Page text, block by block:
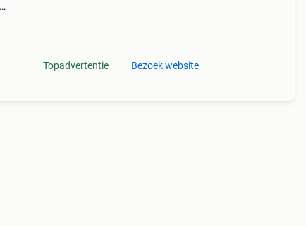
Topadvertentie Bezoek website